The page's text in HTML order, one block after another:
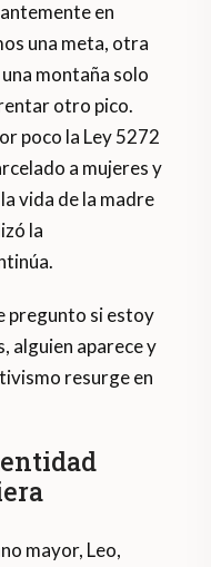
en
una meta, otra
montaña solo
otro pico.
poco la Ley 5272
a mujeres y
vida de la madre
la
pregunto si estoy
alguien aparece y
resurge en
mayor, Leo,